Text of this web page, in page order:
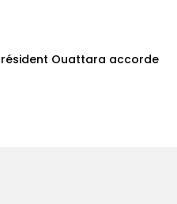
Ouattara accorde